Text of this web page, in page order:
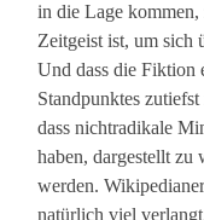
in die Lage kommen,
Zeitgeist ist, um sich
Und dass die Fiktion
Standpunktes
dass nichtradikale
haben, dargestellt zu
werden.
natürlich viel